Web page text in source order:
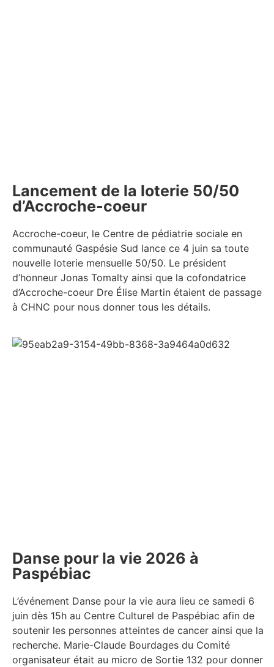
Lancement de la loterie 50/50
d’Accroche-coeur
Accroche-coeur, le Centre de pédiatrie sociale en
communauté Gaspésie Sud lance ce 4 juin sa toute
nouvelle loterie mensuelle 50/50. Le président
d’honneur Jonas Tomalty ainsi que la cofondatrice
d’Accroche-coeur Dre Élise Martin étaient de passage
à CHNC pour nous donner tous les détails.
Danse pour la vie 2026 à
Paspébiac
L’événement Danse pour la vie aura lieu ce samedi 6
juin dès 15h au Centre Culturel de Paspébiac afin de
soutenir les personnes atteintes de cancer ainsi que la
recherche. Marie-Claude Bourdages du Comité
organisateur était au micro de Sortie 132 pour donner